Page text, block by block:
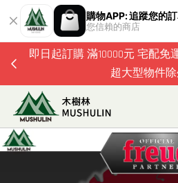
購物APP: 追蹤您的
您信賴的商店
即日起訂購 滿10000元 宅配免
超大型物件除